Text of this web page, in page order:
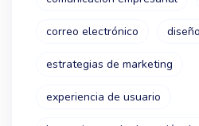
correo electrónico
estrategias de marketing
experiencia de usuario